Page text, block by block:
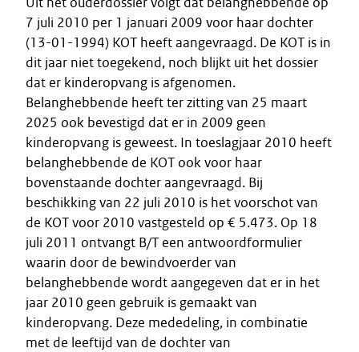
7 juli 2010 per 1 januari 2009 voor haar dochter
(13-01-1994) KOT heeft aangevraagd. De KOT is in
dit jaar niet toegekend, noch blijkt uit het dossier
dat er kinderopvang is afgenomen.
Belanghebbende heeft ter zitting van 25 maart
2025 ook bevestigd dat er in 2009 geen
kinderopvang is geweest. In toeslagjaar 2010 heeft
belanghebbende de KOT ook voor haar
bovenstaande dochter aangevraagd. Bij
beschikking van 22 juli 2010 is het voorschot van
de KOT voor 2010 vastgesteld op € 5.473. Op 18
juli 2011 ontvangt B/T een antwoordformulier
waarin door de bewindvoerder van
belanghebbende wordt aangegeven dat er in het
jaar 2010 geen gebruik is gemaakt van
kinderopvang. Deze mededeling, in combinatie
met de leeftijd van de dochter van